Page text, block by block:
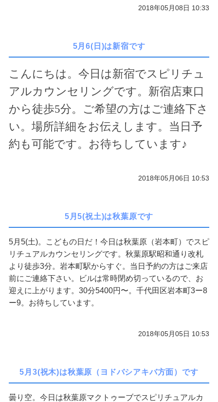
2018年05月08日 10:33
5月6(日)は新宿です
こんにちは。今日は新宿でスピリチュ
アルカウンセリングです。新宿店東口
から徒歩5分。ご希望の方はご連絡下さ
い。場所詳細をお伝えします。当日予
約も可能です。お待ちしています♪
2018年05月06日 10:53
5月5(祝土)は秋葉原です
5月5(土)。こどもの日だ！今日は秋葉原（岩本町）でスピ
リチュアルカウンセリングです。秋葉原駅昭和通り改札
より徒歩3分。岩本町駅からすぐ。当日予約の方はご来店
前にご連絡下さい。ビルは常時閉め切っているので、お
迎えに上がります。30分5400円〜。千代田区岩本町3ー8
ー9。お待ちしています。
2018年05月05日 10:53
5月3(祝木)は秋葉原（ヨドバシアキバ方面）です
曇り空。今日は秋葉原マクトゥーブでスピリチュアルカ